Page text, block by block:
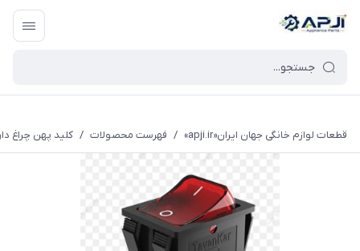
قطعات یدکی و جانبی لوازم خانگی جهان ایران
قطعات لوازم خانگی جهان ایران«apji.ir» / فهرست محصولات / کلید پهن چراغ